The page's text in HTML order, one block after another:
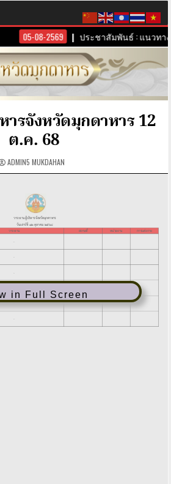
05-08-2569 ประชาสัมพันธ์ : แนวทาง
ารจังหวัดมุกดาหาร 12
ต.ค. 68
ADMIN5 MUKDAHAN
in Full Screen